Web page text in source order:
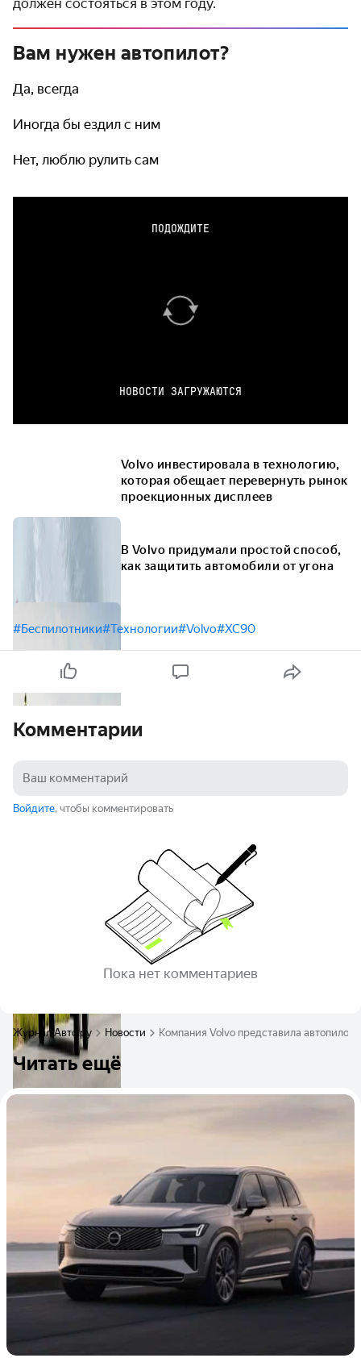
Вам нужен автопилот?
Да, всегда
Иногда бы ездил с ним
Нет, люблю рулить сам
ПОДОЖДИТЕ
НОВОСТИ ЗАГРУЖАЮТСЯ
Volvo инвестировала в технологию,
которая обещает перевернуть рынок
проекционных дисплеев
В Volvo придумали простой способ,
как защитить автомобили от угона
#Беспилотники#Технологии#Volvo#XC90
Комментарии
Войдите, чтобы комментировать
Пока нет комментариев
Журнал Авто.ру Новости Компания Volvo представила
Читать ещё